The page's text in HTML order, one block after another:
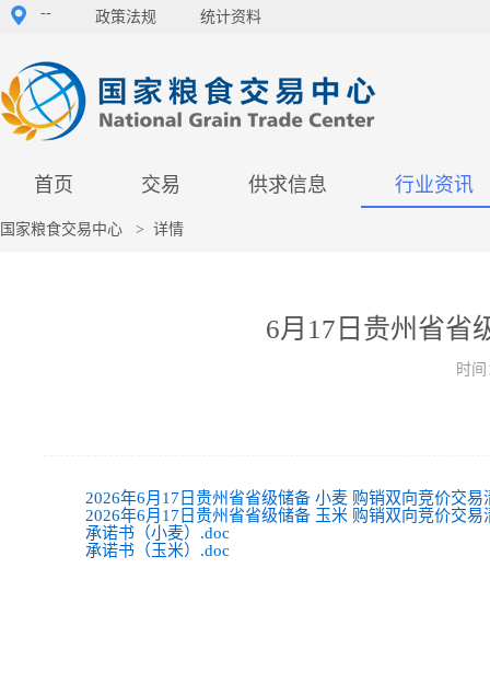
-- 政策法规 统计资料
首页 交易 供求信息 行业资讯
国家粮食交易中心 > 详情
6月17日贵州省省
时
2026年6月17日贵州省省级储备 小麦 购销双向竞价交易
2026年6月17日贵州省省级储备 玉米 购销双向竞价交易
承诺书（小麦）.doc
承诺书（玉米）.doc